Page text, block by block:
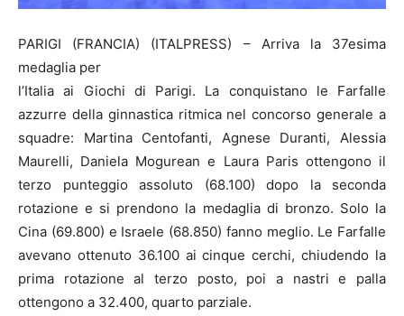
PARIGI (FRANCIA) (ITALPRESS) – Arriva la 37esima
medaglia per
l’Italia ai Giochi di Parigi. La conquistano le Farfalle
azzurre della ginnastica ritmica nel concorso generale a
squadre: Martina Centofanti, Agnese Duranti, Alessia
Maurelli, Daniela Mogurean e Laura Paris ottengono il
terzo punteggio assoluto (68.100) dopo la seconda
rotazione e si prendono la medaglia di bronzo. Solo la
Cina (69.800) e Israele (68.850) fanno meglio. Le Farfalle
avevano ottenuto 36.100 ai cinque cerchi, chiudendo la
prima rotazione al terzo posto, poi a nastri e palla
ottengono a 32.400, quarto parziale.